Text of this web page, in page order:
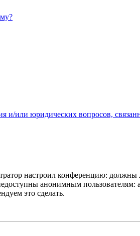
и/или юридических вопросов,
настроил конференцию:
анонимным
это сделать.